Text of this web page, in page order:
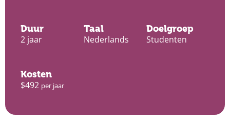
Duur
2 jaar
Taal
Nederlands
Doelgroep
Studenten
Kosten
$492 per jaar